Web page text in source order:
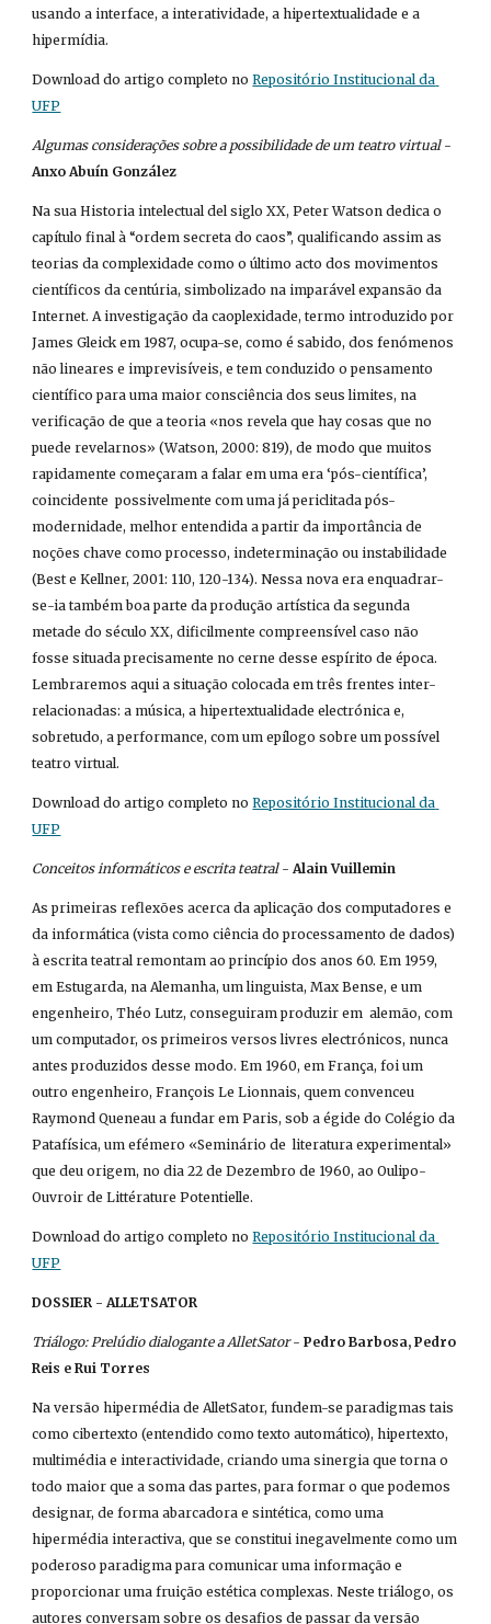
usando a interface, a interatividade, a hipertextualidade e a
hipermídia.
Download do artigo completo no Repositório Institucional da
UFP
Algumas considerações sobre a possibilidade de um teatro virtual
Anxo Abuín González
Na sua Historia intelectual del siglo XX, Peter Watson dedica o
capítulo final à “ordem secreta do caos”, qualificando assim as
teorias da complexidade como o último acto dos movimentos
científicos da centúria, simbolizado na imparável expansão da
Internet. A investigação da caoplexidade, termo introduzido por
James Gleick em 1987, ocupa-se, como é sabido, dos fenómenos
não lineares e imprevisíveis, e tem conduzido o pensamento
científico para uma maior consciência dos seus limites, na
verificação de que a teoria «nos revela que hay cosas que no
puede revelarnos» (Watson, 2000: 819), de modo que muitos
rapidamente começaram a falar em uma era ‘pós-científica’,
coincidente  possivelmente com uma já periclitada pós-
modernidade, melhor entendida a partir da importância de
noções chave como processo, indeterminação ou instabilidade
(Best e Kellner, 2001: 110, 120-134). Nessa nova era enquadrar-
se-ia também boa parte da produção artística da segunda
metade do século XX, dificilmente compreensível caso não
fosse situada precisamente no cerne desse espírito de época.
Lembraremos aqui a situação colocada em três frentes inter-
relacionadas: a música, a hipertextualidade electrónica e,
sobretudo, a performance, com um epílogo sobre um possível
teatro virtual.
Download do artigo completo no Repositório Institucional da
UFP
Conceitos informáticos e escrita teatral - Alain Vuillemin
As primeiras reflexões acerca da aplicação dos computadores e
da informática (vista como ciência do processamento de dados)
à escrita teatral remontam ao princípio dos anos 60. Em 1959,
em Estugarda, na Alemanha, um linguista, Max Bense, e um
engenheiro, Théo Lutz, conseguiram produzir em  alemão, com
um computador, os primeiros versos livres electrónicos, nunca
antes produzidos desse modo. Em 1960, em França, foi um
outro engenheiro, François Le Lionnais, quem convenceu
Raymond Queneau a fundar em Paris, sob a égide do Colégio da
Patafísica, um efémero «Seminário de  literatura experimental»
que deu origem, no dia 22 de Dezembro de 1960, ao Oulipo-
Ouvroir de Littérature Potentielle.
Download do artigo completo no Repositório Institucional da
UFP
DOSSIER - ALLETSATOR
Triálogo: Prelúdio dialogante a AlletSator - Pedro Barbosa, Pedro
Reis e Rui Torres
Na versão hipermédia de AlletSator, fundem-se paradigmas tais
como cibertexto (entendido como texto automático), hipertexto,
multimédia e interactividade, criando uma sinergia que torna o
todo maior que a soma das partes, para formar o que podemos
designar, de forma abarcadora e sintética, como uma
hipermédia interactiva, que se constitui inegavelmente como um
poderoso paradigma para comunicar uma informação e
proporcionar uma fruição estética complexas. Neste triálogo, os
autores conversam sobre os desafios de passar da versão